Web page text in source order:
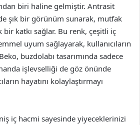
biri haline gelmiştir. Antrasit
şık bir görünüm sunarak, mutfak
katkı sağlar. Bu renk, çeşitli iç
uyum sağlayarak, kullanıcıların
buzdolabı tasarımında sadece
işlevselliği de göz önünde
hayatını kolaylaştırmayı
iç hacmi sayesinde yiyeceklerinizi